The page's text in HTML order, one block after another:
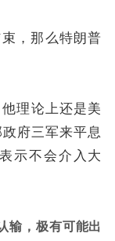
，那么特朗普
理论上还是美
府三军来平息
示不会介入大
输，极有可能出